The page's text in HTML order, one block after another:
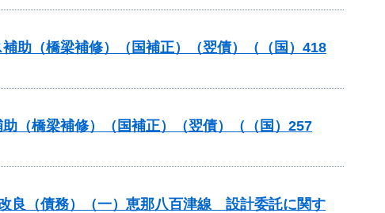
助（橋梁補修）（国補正）（翌債）（（国）418
（橋梁補修）（国補正）（翌債）（（国）257
良（債務）（一）恵那八百津線 設計委託に関す